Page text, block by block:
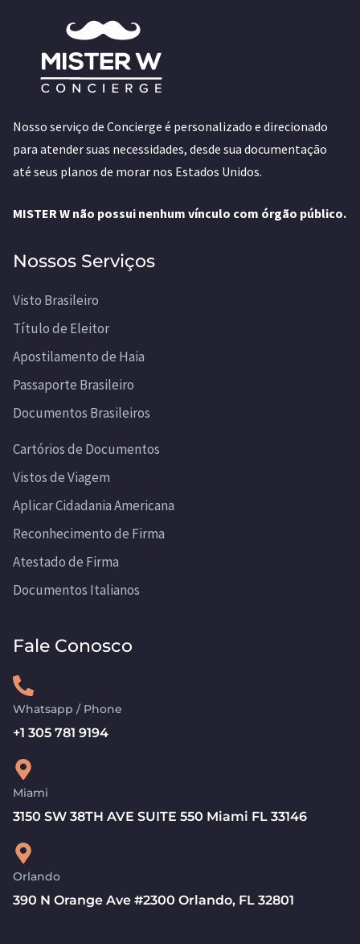
Nosso serviço de Concierge é personalizado e direcionado
para atender suas necessidades, desde sua documentação
até seus planos de morar nos Estados Unidos.
MISTER W não possui nenhum vínculo com órgão público.
Nossos Serviços
Visto Brasileiro
Título de Eleitor
Apostilamento de Haia
Passaporte Brasileiro
Documentos Brasileiros
Cartórios de Documentos
Vistos de Viagem
Aplicar Cidadania Americana
Reconhecimento de Firma
Atestado de Firma
Documentos Italianos
Fale Conosco
Whatsapp / Phone
+1 305 781 9194
Miami
3150 SW 38TH AVE SUITE 550 Miami FL 33146
Orlando
390 N Orange Ave #2300 Orlando, FL 32801